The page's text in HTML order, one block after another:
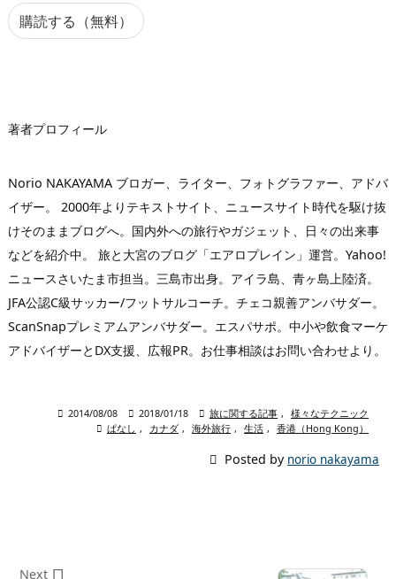
ア
ド
購読する（無料）
著者プロフィール
Norio NAKAYAMA ブロガー、ライター、フォトグラファー、アドバ
イザー。 2000年よりテキストサイト、ニュースサイト時代を駆け抜
けそのままブログへ。国内外への旅行やガジェット、日々の出来事
などを紹介中。 旅と大宮のブログ「エアロプレイン」運営。Yahoo!
ニュースさいたま市担当。三島市出身。アイラ島、青ヶ島上陸済。
JFA公認C級サッカー/フットサルコーチ。チェコ親善アンバサダー。
ScanSnapプレミアムアンバサダー。エスパサポ。中小や飲食マーケ
アドバイザーとDX支援、広報PR。お仕事相談はお問い合わせより。
 2014/08/08  2018/01/18  旅に関する記事 ,
様々なテクニック
 ぱなし , カナダ , 海外旅行 , 生活 , 香港（Hong Kong）
 Posted by norio nakayama
Next